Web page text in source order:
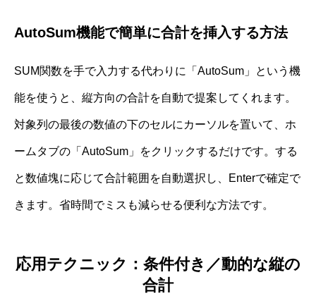
AutoSum機能で簡単に合計を挿入する方法
SUM関数を手で入力する代わりに「AutoSum」という機
能を使うと、縦方向の合計を自動で提案してくれます。
対象列の最後の数値の下のセルにカーソルを置いて、ホ
ームタブの「AutoSum」をクリックするだけです。する
と数値塊に応じて合計範囲を自動選択し、Enterで確定で
きます。省時間でミスも減らせる便利な方法です。
応用テクニック：条件付き／動的な縦の
合計